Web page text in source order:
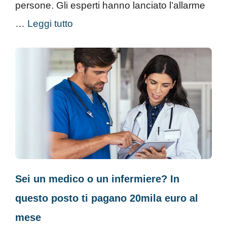
persone. Gli esperti hanno lanciato l’allarme
… Leggi tutto
Sei un medico o un infermiere? In
questo posto ti pagano 20mila euro al
mese